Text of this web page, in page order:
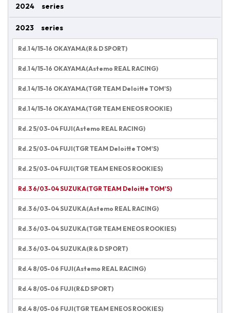
2024 series
2023 series
Rd.1 4/15-16 OKAYAMA(R＆D SPORT)
Rd.1 4/15-16 OKAYAMA(Astemo REAL RACING)
Rd.1 4/15-16 OKAYAMA(TGR TEAM Deloitte TOM'S)
Rd.1 4/15-16 OKAYAMA(TGR TEAM ENEOS ROOKIE)
Rd.2 5/03-04 FUJI(Astemo REAL RACING)
Rd.2 5/03-04 FUJI(TGR TEAM Deloitte TOM'S)
Rd.2 5/03-04 FUJI(TGR TEAM ENEOS ROOKIES)
Rd.3 6/03-04 SUZUKA(TGR TEAM Deloitte TOM'S)
Rd.3 6/03-04 SUZUKA(Astemo REAL RACING)
Rd.3 6/03-04 SUZUKA(TGR TEAM ENEOS ROOKIES)
Rd.3 6/03-04 SUZUKA(R＆D SPORT)
Rd.4 8/05-06 FUJI(Astemo REAL RACING)
Rd.4 8/05-06 FUJI(R&D SPORT)
Rd.4 8/05-06 FUJI(TGR TEAM ENEOS ROOKIES)